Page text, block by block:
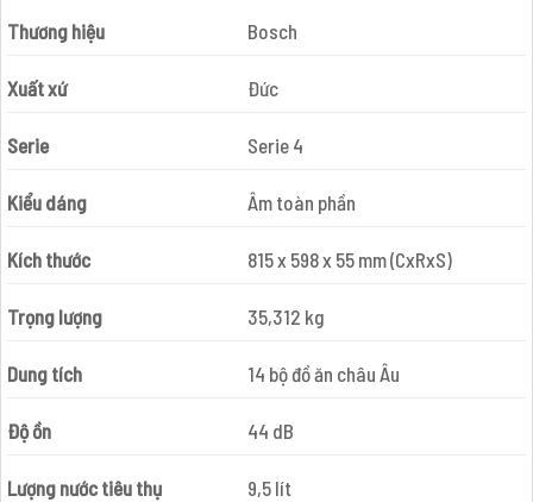
Thương hiệu Bosch
Xuất xứ Đức
Serie Serie 4
Kiểu dáng Âm toàn phần
Kích thước 815 x 598 x 55 mm (CxRxS)
Trọng lượng 35,312 kg
Dung tích 14 bộ đồ ăn châu Âu
Độ ồn 44 dB
Lượng nước tiêu thụ 9,5 lít